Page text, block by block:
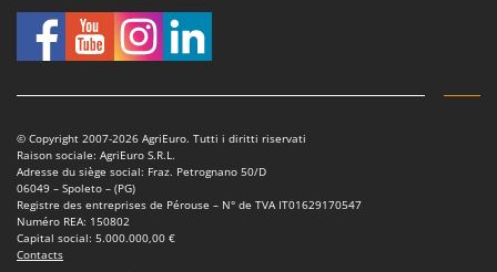
© Copyright 2007-2026 AgriEuro. Tutti i diritti riservati
Raison sociale: AgriEuro S.R.L.
Adresse du siège social: Fraz. Petrognano 50/D
06049 – Spoleto – (PG)
Registre des entreprises de Pérouse – N° de TVA IT01629170547
Numéro REA: 150802
Capital social: 5.000.000,00 €
Contacts